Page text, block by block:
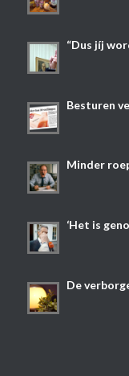
“Dus jíj
Besturen
Minder
‘Het is
De